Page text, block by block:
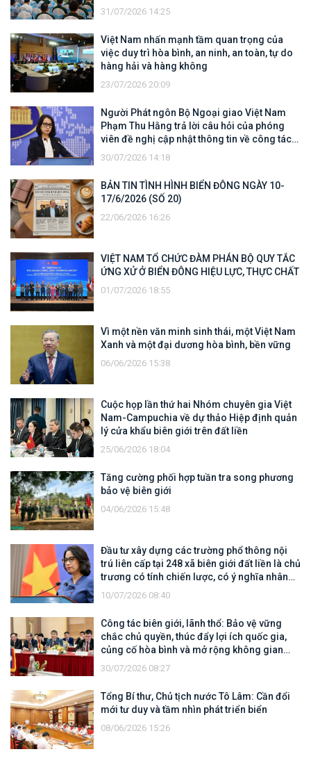
31/07/2026 14:25
Việt Nam nhấn mạnh tầm quan trọng của
việc duy trì hòa bình, an ninh, an toàn, tự do
hàng hải và hàng không
23/07/2026 20:09
Người Phát ngôn Bộ Ngoại giao Việt Nam
Phạm Thu Hằng trả lời câu hỏi của phóng
viên đề nghị cập nhật thông tin về công tác
tìm kiếm, cứu hộ các thuyền viên Việt Nam
30/07/2026 14:18
BẢN TIN TÌNH HÌNH BIỂN ĐÔNG NGÀY 10-
17/6/2026 (SỐ 20)
22/06/2026 16:26
VIỆT NAM TỔ CHỨC ĐÀM PHÁN BỘ QUY TẮC
ỨNG XỬ Ở BIỂN ĐÔNG HIỆU LỰC, THỰC CHẤT
01/07/2026 18:55
Vì một nền văn minh sinh thái, một Việt Nam
Xanh và một đại dương hòa bình, bền vững
06/06/2026 15:38
Cuộc họp lần thứ hai Nhóm chuyên gia Việt
Nam-Campuchia về dự thảo Hiệp định quản
lý cửa khẩu biên giới trên đất liền
25/06/2026 18:04
Tăng cường phối hợp tuần tra song phương
bảo vệ biên giới
04/06/2026 15:48
Đầu tư xây dựng các trường phổ thông nội
trú liên cấp tại 248 xã biên giới đất liền là chủ
trương có tính chiến lược, có ý nghĩa nhân
văn sâu sắc
10/07/2026 08:40
Công tác biên giới, lãnh thổ: Bảo vệ vững
chắc chủ quyền, thúc đẩy lợi ích quốc gia,
củng cố hòa bình và mở rộng không gian
hợp tác, phát triển
30/07/2026 08:27
Tổng Bí thư, Chủ tịch nước Tô Lâm: Cần đổi
mới tư duy và tầm nhìn phát triển biển
08/06/2026 15:26